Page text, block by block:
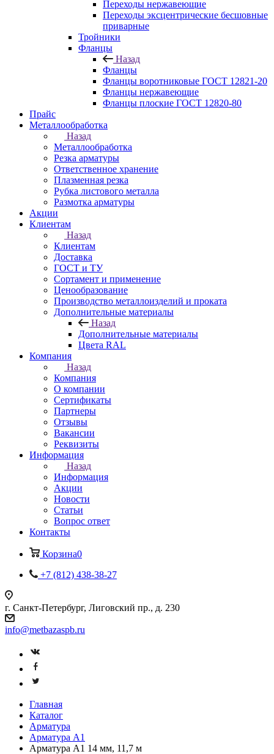
Переходы нержавеющие
Переходы эксцентрические бесшовные
приварные
Тройники
Фланцы
Назад
Фланцы
Фланцы воротниковые ГОСТ 12821-20
Фланцы нержавеющие
Фланцы плоские ГОСТ 12820-80
Прайс
Металлообработка
Назад
Металлообработка
Резка арматуры
Ответственное хранение
Плазменная резка
Рубка листового металла
Размотка арматуры
Акции
Клиентам
Назад
Клиентам
Доставка
ГОСТ и ТУ
Сортамент и применение
Ценообразование
Производство металлоизделий и проката
Дополнительные материалы
Назад
Дополнительные материалы
Цвета RAL
Компания
Назад
Компания
О компании
Сертификаты
Партнеры
Отзывы
Вакансии
Реквизиты
Информация
Назад
Информация
Акции
Новости
Статьи
Вопрос ответ
Контакты
Корзина0
+7 (812) 438-38-27
г. Санкт-Петербург, Лиговский пр., д. 230
info@metbazaspb.ru
Главная
Каталог
Арматура
Арматура А1
Арматура А1 14 мм, 11,7 м